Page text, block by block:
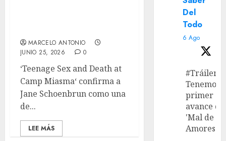
MARCELO ANTONIO
JUNIO 25, 2026
0
‘Teenage Sex and Death at
Camp Miasma‘ confirma a
Jane Schoenbrun como una
de...
LEE MÁS
Del
Todo
6 Ago
#Tráiler
Tenemos
primer
avance de
'Mal de
Amores'.